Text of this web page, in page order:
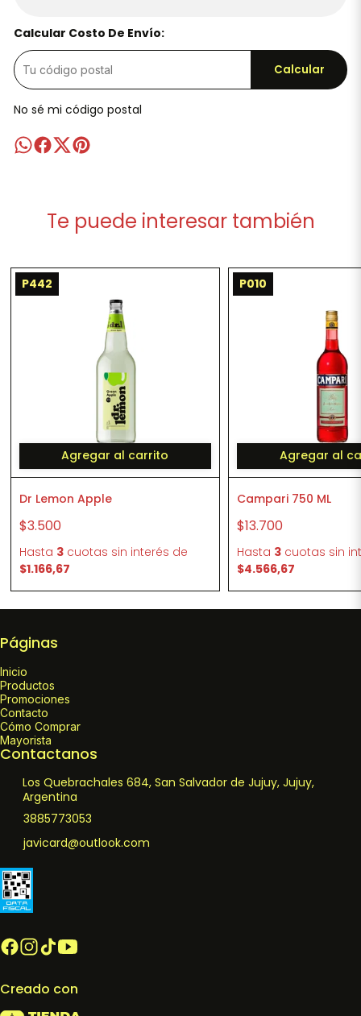
Calcular Costo De Envío:
Calcular
No sé mi código postal
Te puede interesar también
P442
Agregar al carrito
Dr Lemon Apple
$3.500
Hasta 3cuotas sin interés de
$1.166,67
P010
Agregar al
Campari 750 ML
$13.700
Hasta 3 cuotas sin
$4.566,67
Páginas
Inicio
Productos
Promociones
Contacto
Cómo Comprar
Mayorista
Contactanos
Los Quebrachales 684, San Salvador de Jujuy, Jujuy,
Argentina
3885773053
javicard@outlook.com
Creado con